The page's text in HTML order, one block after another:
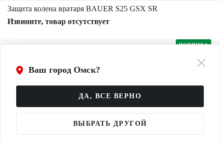
Ваш город Омск?
ДА, ВСЕ ВЕРНО
ВЫБРАТЬ ДРУГОЙ
НОВИНКА
Защита колена вратаря BAUER S25 GSX SR
Извините, товар отсутствует